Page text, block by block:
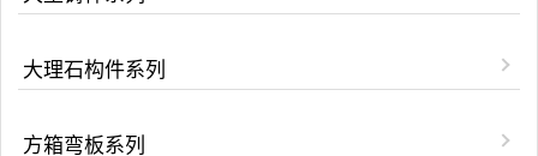
大理石构件系列
方箱弯板系列